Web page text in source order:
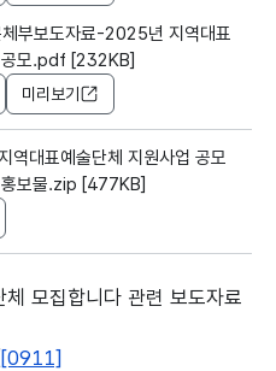
부보도자료-2025년 지역대표
공모.pdf [232KB]
미리보기
역대표예술단체 지원사업 공모
보물.zip [477KB]
모집합니다 관련 보도자료
[0911]